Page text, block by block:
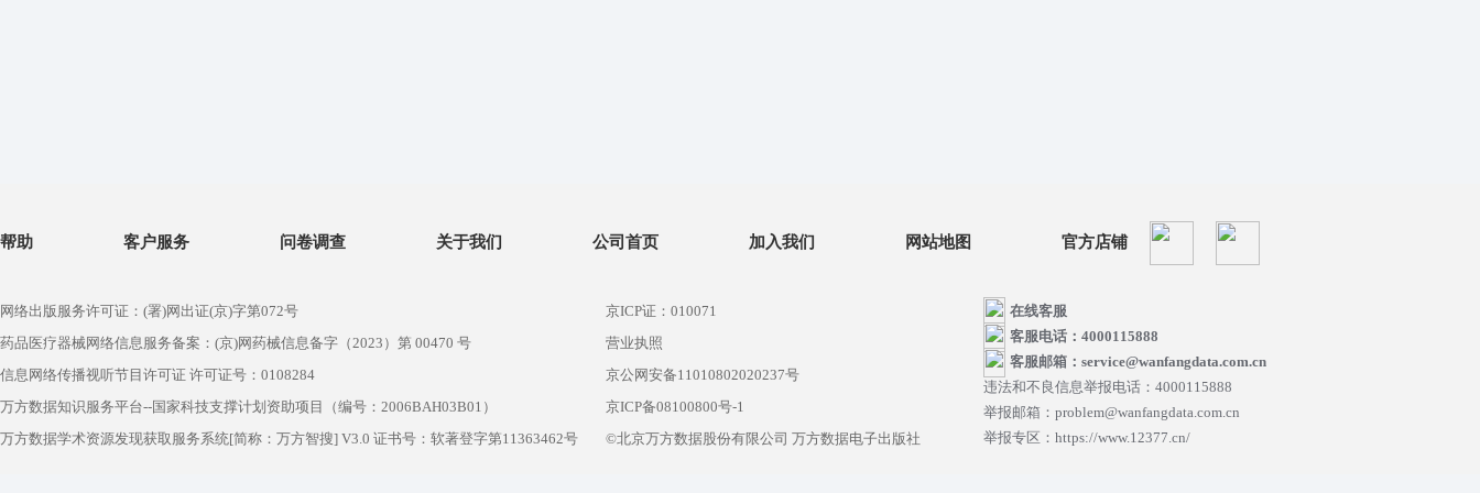
帮助 客户服务 问卷调查 关于我们 公司首页 加入我们 网站地图 官方店铺
网络出版服务许可证：(署)网出证(京)字第072号
药品医疗器械网络信息服务备案：(京)网药械信息备字（2023）第 00470 号
信息网络传播视听节目许可证 许可证号：0108284
万方数据知识服务平台--国家科技支撑计划资助项目（编号：2006BAH03B01）
万方数据学术资源发现获取服务系统[简称：万方智搜] V3.0 证书号：软著登字第11363462号
京ICP证：010071
营业执照
京公网安备11010802020237号
京ICP备08100800号-1
©北京万方数据股份有限公司 万方数据电子出版社
在线客服
客服电话：4000115888
客服邮箱：service@wanfangdata.com.cn
违法和不良信息举报电话：4000115888
举报邮箱：problem@wanfangdata.com.cn
举报专区：https://www.12377.cn/